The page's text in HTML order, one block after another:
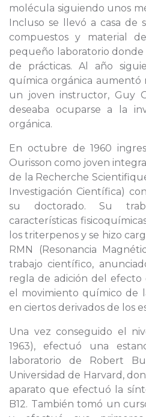
molécula siguiendo unos
Incluso se llevó a casa de
compuestos y material
pequeño laboratorio donde
de prácticas. Al año
química orgánica aumentó
un joven instructor, Guy
deseaba ocuparse a la
orgánica.
En octubre de 1960
Ourisson como joven
de la Recherche
Investigación Científica)
su doctorado. Su
características
los triterpenos y se hizo
RMN (Resonancia
trabajo científico,
regla de adición del
el movimiento químico de
en ciertos derivados de los
Una vez conseguido el
1963), efectuó una
laboratorio de Robert
Universidad de Harvard,
aparato que efectuó la
B12. También tomó un